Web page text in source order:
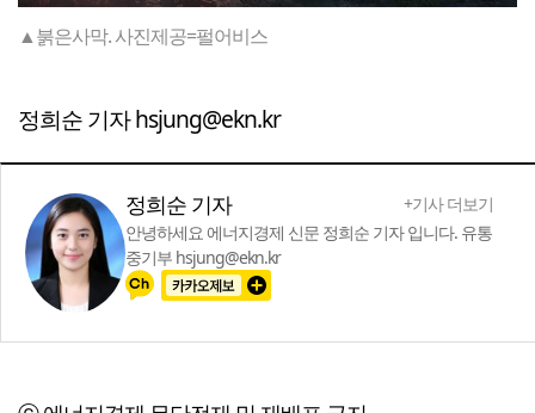
▲붉은사막. 사진제공=펄어비스
정희순 기자 hsjung@ekn.kr
정희순 기자
+기사 더보기
안녕하세요 에너지경제 신문 정희순 기자 입니다. 유통
중기부 hsjung@ekn.kr